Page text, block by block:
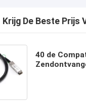
Krijg De Beste Prijs
40 de